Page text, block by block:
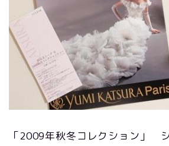
「2009年秋冬コレクション」